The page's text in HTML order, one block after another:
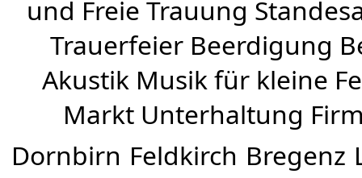
und Freie Trauung
Trauerfeier Beerdigung
Akustik Musik für kleine
Markt Unterhaltung
Dornbirn Feldkirch Bregenz